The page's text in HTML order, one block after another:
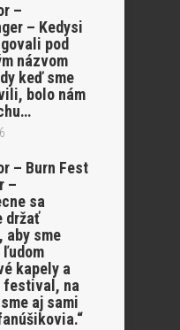
–
– Kedysi
pod
názvom
keď sme
bolo nám
– Burn Fest
–
sa
držať
aby sme
kapely a
na
aj sami